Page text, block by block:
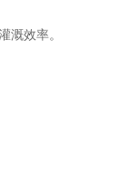
溉效率。